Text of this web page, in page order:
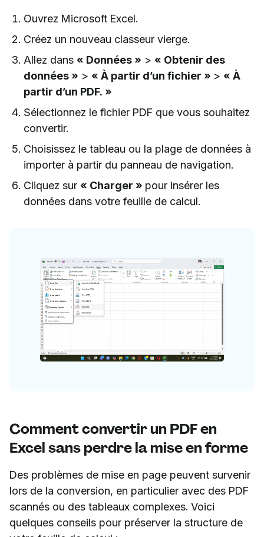
Ouvrez Microsoft Excel.
Créez un nouveau classeur vierge.
Allez dans « Données » > « Obtenir des
données » > « À partir d’un fichier » > « À
partir d’un PDF. »
Sélectionnez le fichier PDF que vous souhaitez
convertir.
Choisissez le tableau ou la plage de données à
importer à partir du panneau de navigation.
Cliquez sur « Charger » pour insérer les
données dans votre feuille de calcul.
Comment convertir un PDF en
Excel sans perdre la mise en forme
Des problèmes de mise en page peuvent survenir
lors de la conversion, en particulier avec des PDF
scannés ou des tableaux complexes. Voici
quelques conseils pour préserver la structure de